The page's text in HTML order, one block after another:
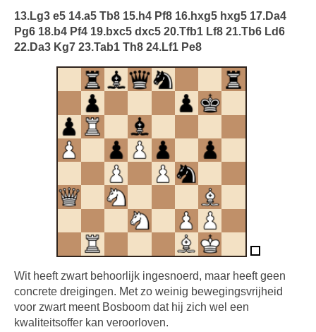
13.Lg3 e5 14.a5 Tb8 15.h4 Pf8 16.hxg5 hxg5 17.Da4
Pg6 18.b4 Pf4 19.bxc5 dxc5 20.Tfb1 Lf8 21.Tb6 Ld6
22.Da3 Kg7 23.Tab1 Th8 24.Lf1 Pe8
Wit heeft zwart behoorlijk ingesnoerd, maar heeft geen
concrete dreigingen. Met zo weinig bewegingsvrijheid
voor zwart meent Bosboom dat hij zich wel een
kwaliteitsoffer kan veroorloven.